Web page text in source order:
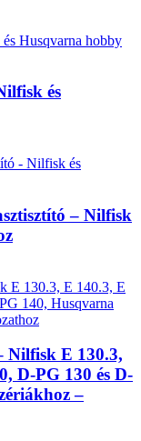
és
– Nilfisk
Nilfisk E 130.3,
D-PG 130 és D-
–